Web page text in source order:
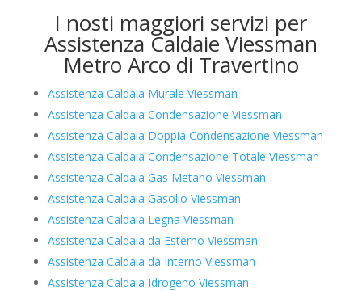
I nosti maggiori servizi per
Assistenza Caldaie Viessman
Metro Arco di Travertino
Assistenza Caldaia Murale Viessman
Assistenza Caldaia Condensazione Viessman
Assistenza Caldaia Doppia Condensazione Viessman
Assistenza Caldaia Condensazione Totale Viessman
Assistenza Caldaia Gas Metano Viessman
Assistenza Caldaia Gasolio Viessman
Assistenza Caldaia Legna Viessman
Assistenza Caldaia da Esterno Viessman
Assistenza Caldaia da Interno Viessman
Assistenza Caldaia Idrogeno Viessman